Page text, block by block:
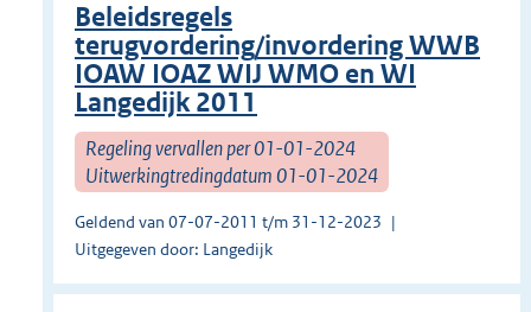
Beleidsregels
terugvordering/invordering WWB
IOAW IOAZ WIJ WMO en WI
Langedijk 2011
Regeling vervallen per 01-01-2024
Uitwerkingtredingdatum 01-01-2024
Geldend van 07-07-2011 t/m 31-12-2023
Uitgegeven door: Langedijk